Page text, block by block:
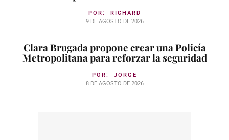
POR: RICHARD
9 DE AGOSTO DE 2026
Clara Brugada propone crear una Policía
Metropolitana para reforzar la seguridad
POR: JORGE
8 DE AGOSTO DE 2026